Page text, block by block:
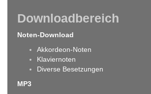
Downloadbereich
Noten-Download
Akkordeon-Noten
Klaviernoten
Diverse Besetzungen
MP3